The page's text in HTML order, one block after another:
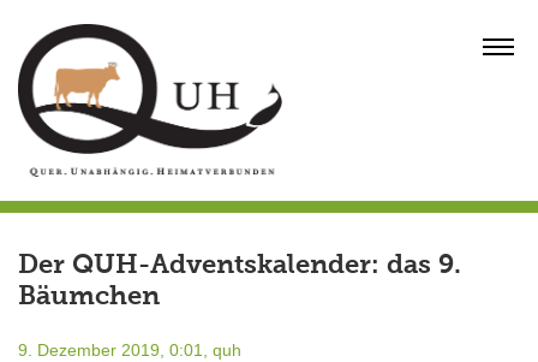
content
Der QUH-Adventskalender: das 9.
Bäumchen
9. Dezember 2019, 0:01, quh